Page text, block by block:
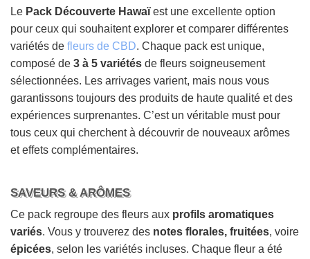
Le Pack Découverte Hawaïest une excellente option
pour ceux qui souhaitent explorer et comparer différentes
variétés de fleurs de CBD. Chaque pack est unique,
composé de 3 à 5 variétés de fleurs soigneusement
sélectionnées. Les arrivages varient, mais nous vous
garantissons toujours des produits de haute qualité et des
expériences surprenantes. C’est un véritable must pour
tous ceux qui cherchent à découvrir de nouveaux arômes
et effets complémentaires.
SAVEURS & ARÔMES
Ce pack regroupe des fleurs aux profils aromatiques
variés. Vous y trouverez des notes florales, fruitées, voire
épicées, selon les variétés incluses. Chaque fleur a été